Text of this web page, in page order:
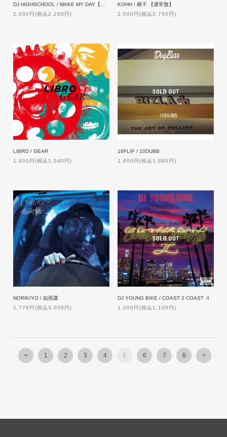
2,000円(税込2,200円)
KOHH / 梔子 【通常盤】
2,500円(税込2,750円)
LIBRO / GEAR
1,400円(税込1,540円)
16FLIP / 10DUBB
1,800円(税込1,980円)
NORIKIYO / 如雨露
2,778円(税込3,056円)
DJ YOUNG BIKE / COAST 2 COAST Ⅱ
1,000円(税込1,100円)
< 1 2 3 4 5 6 7 8 >